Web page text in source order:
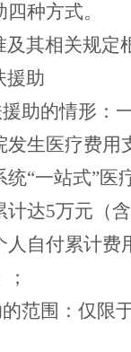
种方式。
其相关规定
援助
助的情形：
生医疗费
“一站式”
计达5万元（
人自付累计费
范围：仅限